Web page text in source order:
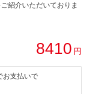
紹介いただいておりま
8410 円
お支払いで